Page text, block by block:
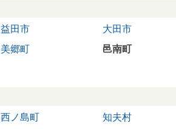
益田市 大田市
美郷町 邑南町
西ノ島町 知夫村